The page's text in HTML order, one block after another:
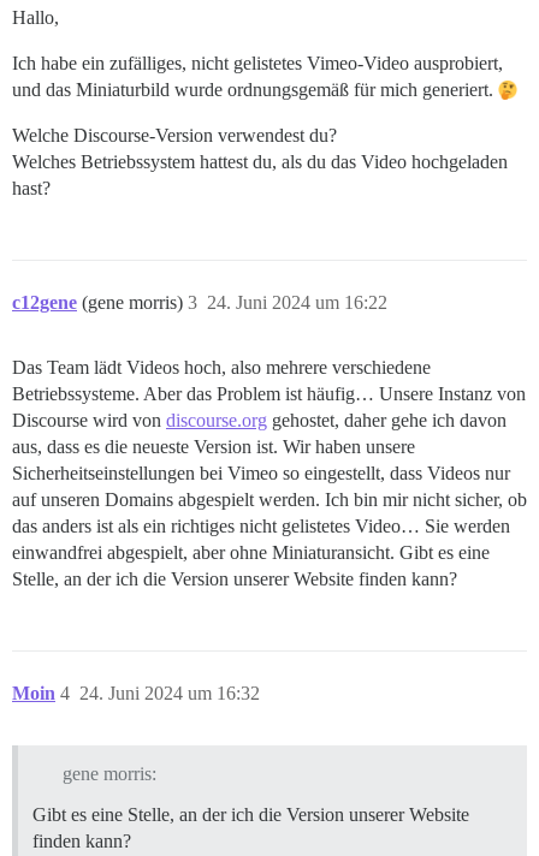
Hallo,
Ich habe ein zufälliges, nicht gelistetes Vimeo-Video ausprobiert,
und das Miniaturbild wurde ordnungsgemäß für mich generiert.
Welche Discourse-Version verwendest du?
Welches Betriebssystem hattest du, als du das Video hochgeladen
hast?
c12gene (gene morris) 24. Juni 2024 um 16:22
3
Das Team lädt Videos hoch, also mehrere verschiedene
Betriebssysteme. Aber das Problem ist häufig… Unsere Instanz von
Discourse wird von discourse.org gehostet, daher gehe ich davon
aus, dass es die neueste Version ist. Wir haben unsere
Sicherheitseinstellungen bei Vimeo so eingestellt, dass Videos nur
auf unseren Domains abgespielt werden. Ich bin mir nicht sicher, ob
das anders ist als ein richtiges nicht gelistetes Video… Sie werden
einwandfrei abgespielt, aber ohne Miniaturansicht. Gibt es eine
Stelle, an der ich die Version unserer Website finden kann?
Moin 24. Juni 2024 um 16:32
4
gene morris:
Gibt es eine Stelle, an der ich die Version unserer Website
finden kann?